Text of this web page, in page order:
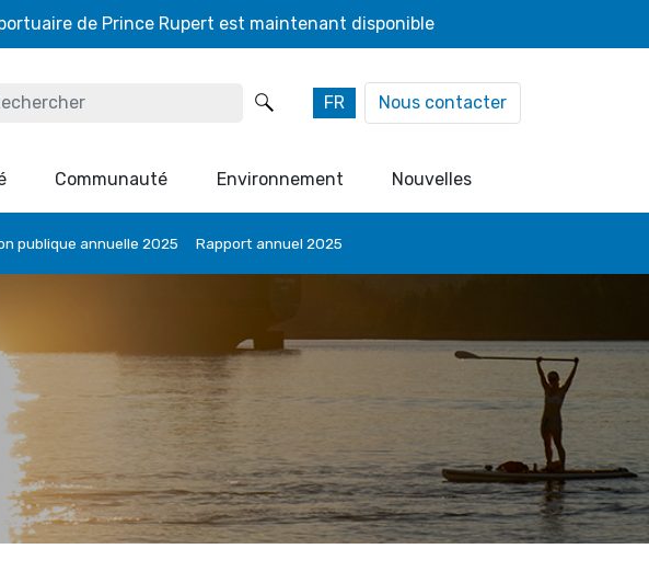
de Prince Rupert est maintenant disponible
FR Nous contacter
Communauté Environnement Nouvelles
publique annuelle 2025 Rapport annuel 2025